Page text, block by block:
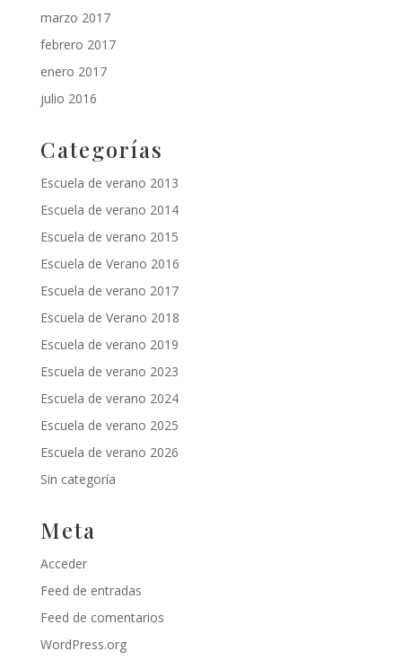
marzo 2017
febrero 2017
enero 2017
julio 2016
Categorías
Escuela de verano 2013
Escuela de verano 2014
Escuela de verano 2015
Escuela de Verano 2016
Escuela de verano 2017
Escuela de Verano 2018
Escuela de verano 2019
Escuela de verano 2023
Escuela de verano 2024
Escuela de verano 2025
Escuela de verano 2026
Sin categoría
Meta
Acceder
Feed de entradas
Feed de comentarios
WordPress.org